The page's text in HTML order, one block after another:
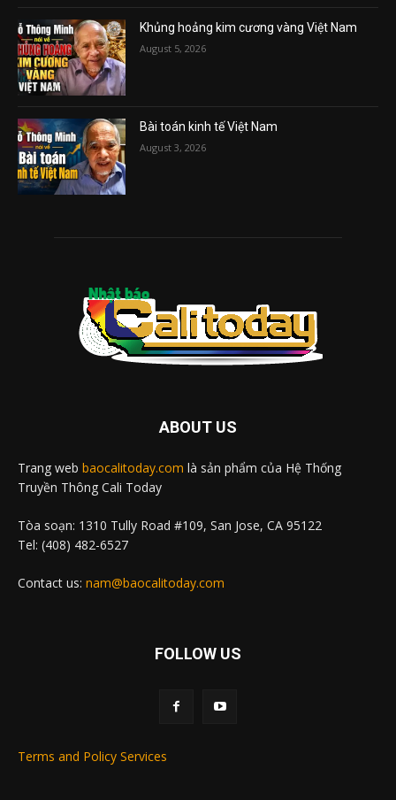
Khủng hoảng kim cương vàng Việt Nam
August 5, 2026
Bài toán kinh tế Việt Nam
August 3, 2026
ABOUT US
Trang web baocalitoday.com là sản phẩm của Hệ Thống
Truyền Thông Cali Today
Tòa soạn: 1310 Tully Road #109, San Jose, CA 95122
Tel: (408) 482-6527
Contact us: nam@baocalitoday.com
FOLLOW US
Terms and Policy Services